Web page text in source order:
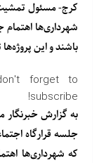
کرج- مسئول تمشیت
شهرداری‌ها
باشند و این
forget to
subscribe!
به گزارش خبرنگار
جلسه قرارگاه
که شهرداری‌ها